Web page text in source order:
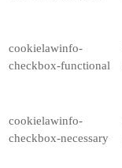
cookielawinfo-
checkbox-functional
cookielawinfo-
checkbox-necessary